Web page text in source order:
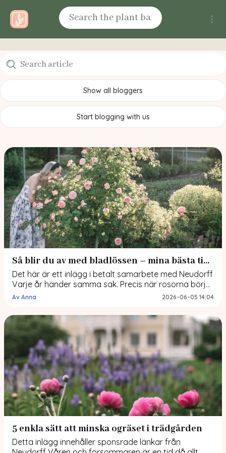
Show all bloggers
Start blogging with us
Så blir du av med bladlössen – mina bästa tips!
Det här är ett inlägg i betalt samarbete med Neudorff
Varje år händer samma sak. Precis när rosorna börjar
sätta knoppar och dahliorna vaknar till liv dyker de
känns det som att hela trädgården invaderas över en
natt. Här delar jag mina bästa tips för att […]
2026-06-05 14:04
Av Anna
5 enkla sätt att minska ogräset i trädgården
Detta inlägg innehåller sponsrade länkar från